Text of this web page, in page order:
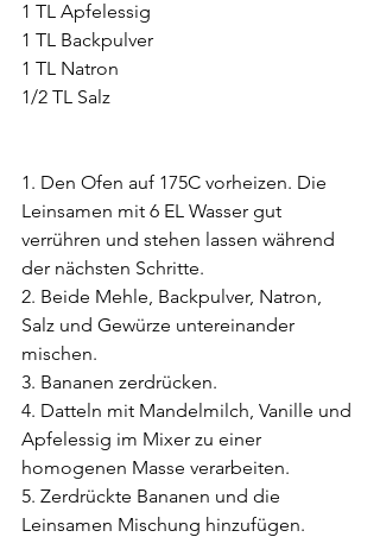
1 TL Apfelessig
1 TL Backpulver
1 TL Natron
1/2 TL Salz
1. Den Ofen auf 175C vorheizen. Die
Leinsamen mit 6 EL Wasser gut
verrühren und stehen lassen während
der nächsten Schritte.
2. Beide Mehle, Backpulver, Natron,
Salz und Gewürze untereinander
mischen.
3. Bananen zerdrücken.
4. Datteln mit Mandelmilch, Vanille und
Apfelessig im Mixer zu einer
homogenen Masse verarbeiten.
5. Zerdrückte Bananen und die
Leinsamen Mischung hinzufügen.